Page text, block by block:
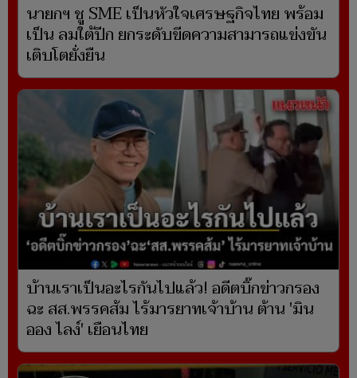
นายกฯ ชู SME เป็นหัวใจเศรษฐกิจไทย พร้อม
เป็น ลมใต้ปีก ยกระดับขีดความสามารถแข่งขัน
เติบโตยั่งยืน
บ้านเราเป็นอะไรกันไปแล้ว! อดีตบิ๊กข่าวกรอง
ฉะ สส.พรรคส้ม ไร้มารยาทเจ้าบ้าน ต้าน 'มิน
ออง ไลง์' เยือนไทย